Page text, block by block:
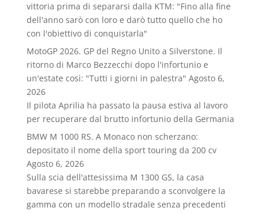
vittoria prima di separarsi dalla KTM: "Fino alla fine
dell'anno sarò con loro e darò tutto quello che ho
con l'obiettivo di conquistarla"
MotoGP 2026. GP del Regno Unito a Silverstone. Il
ritorno di Marco Bezzecchi dopo l'infortunio e
un'estate così: "Tutti i giorni in palestra" Agosto 6,
2026
Il pilota Aprilia ha passato la pausa estiva al lavoro
per recuperare dal brutto infortunio della Germania
BMW M 1000 RS. A Monaco non scherzano:
depositato il nome della sport touring da 200 cv
Agosto 6, 2026
Sulla scia dell'attesissima M 1300 GS, la casa
bavarese si starebbe preparando a sconvolgere la
gamma con un modello stradale senza precedenti